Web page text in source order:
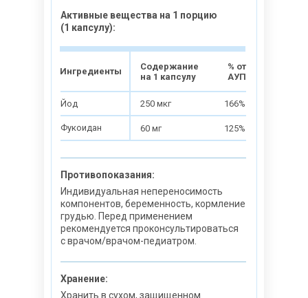
Активные вещества на 1 порцию
(1 капсулу):
Противопоказания:
Хранение:
Индивидуальная непереносимость
компонентов, беременность, кормление
грудью. Перед применением
рекомендуется проконсультироваться
с врачом/врачом-педиатром.
Хранить в сухом, защищенном
% от
АУП
Содержание
на 1 капсулу
Ингредиенты
Фукоидан
Йод 250 мкг
60 мг
166%
125%